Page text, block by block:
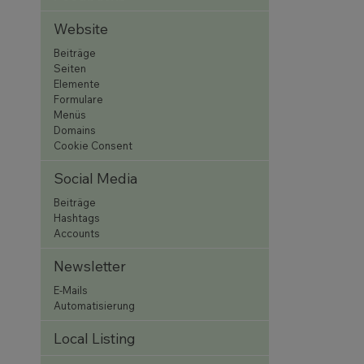
Website
Beiträge
Seiten
Elemente
Formulare
Menüs
Domains
Cookie Consent
Social Media
Beiträge
Hashtags
Accounts
Newsletter
E-Mails
Automatisierung
Local Listing